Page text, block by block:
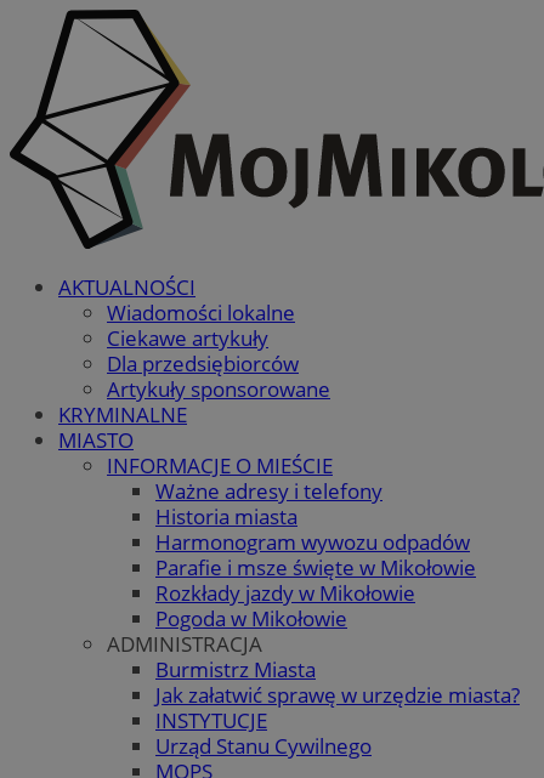
AKTUALNOŚCI
Wiadomości lokalne
Ciekawe artykuły
Dla przedsiębiorców
Artykuły sponsorowane
KRYMINALNE
MIASTO
INFORMACJE O MIEŚCIE
Ważne adresy i telefony
Historia miasta
Harmonogram wywozu odpadów
Parafie i msze święte w Mikołowie
Rozkłady jazdy w Mikołowie
Pogoda w Mikołowie
ADMINISTRACJA
Burmistrz Miasta
Jak załatwić sprawę w urzędzie miasta?
INSTYTUCJE
Urząd Stanu Cywilnego
MOPS